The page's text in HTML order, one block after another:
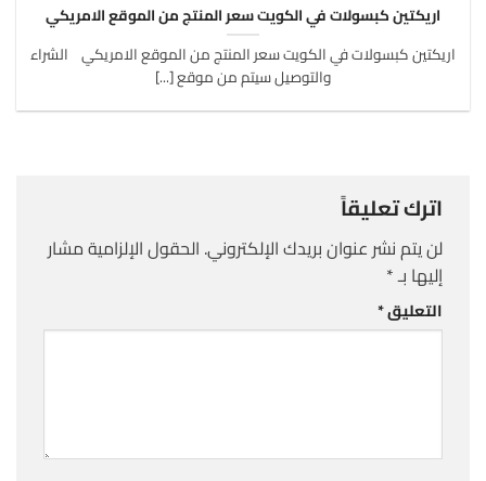
اريكتين كبسولات في الكويت سعر المنتج من الموقع الامريكي
اريكتين كبسولات في الكويت سعر المنتج من الموقع الامريكي الشراء
والتوصيل سيتم من موقع [...]
اترك تعليقاً
لن يتم نشر عنوان بريدك الإلكتروني. الحقول الإلزامية مشار
إليها بـ*
التعليق*